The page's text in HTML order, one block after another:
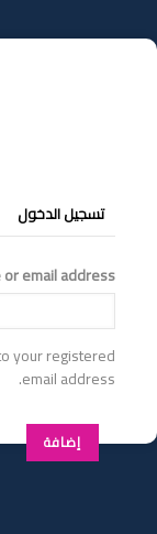
إلى
المحتوى
التبويبات
الأساسية
تسجيل الدخول
email address
your registered
email address.